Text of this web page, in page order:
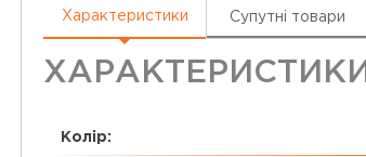
Характеристики Супутні товари
ХАРАКТЕРИСТИКИ
Колір: